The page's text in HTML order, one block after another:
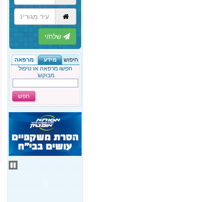
הבא
חיפוש מידע
מרפאה
חפשו מרפאה או טיפול
מבוקש:
חפש